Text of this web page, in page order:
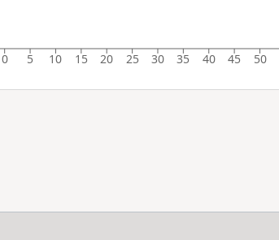
0 5 10 15 20 25 30 35 40 45 50